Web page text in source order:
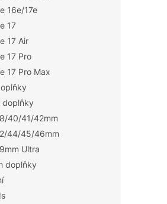
16e/17e
17
17 Air
17 Pro
17 Pro Max
doplňky
40/41/42mm
44/45/46mm
Ultra
doplňky